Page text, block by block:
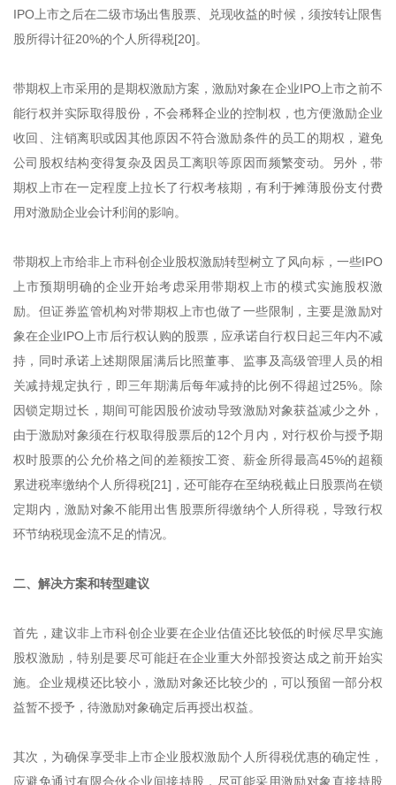
IPO上市之后在二级市场出售股票、兑现收益的时候，须按转让限售
股所得计征20%的个人所得税[20]。
带期权上市采用的是期权激励方案，激励对象在企业IPO上市之前不
能行权并实际取得股份，不会稀释企业的控制权，也方便激励企业
收回、注销离职或因其他原因不符合激励条件的员工的期权，避免
公司股权结构变得复杂及因员工离职等原因而频繁变动。另外，带
期权上市在一定程度上拉长了行权考核期，有利于摊薄股份支付费
用对激励企业会计利润的影响。
带期权上市给非上市科创企业股权激励转型树立了风向标，一些IPO
上市预期明确的企业开始考虑采用带期权上市的模式实施股权激
励。但证券监管机构对带期权上市也做了一些限制，主要是激励对
象在企业IPO上市后行权认购的股票，应承诺自行权日起三年内不减
持，同时承诺上述期限届满后比照董事、监事及高级管理人员的相
关减持规定执行，即三年期满后每年减持的比例不得超过25%。除
因锁定期过长，期间可能因股价波动导致激励对象获益减少之外，
由于激励对象须在行权取得股票后的12个月内，对行权价与授予期
权时股票的公允价格之间的差额按工资、薪金所得最高45%的超额
累进税率缴纳个人所得税[21]，还可能存在至纳税截止日股票尚在锁
定期内，激励对象不能用出售股票所得缴纳个人所得税，导致行权
环节纳税现金流不足的情况。
二、解决方案和转型建议
首先，建议非上市科创企业要在企业估值还比较低的时候尽早实施
股权激励，特别是要尽可能赶在企业重大外部投资达成之前开始实
施。企业规模还比较小，激励对象还比较少的，可以预留一部分权
益暂不授予，待激励对象确定后再授出权益。
其次，为确保享受非上市企业股权激励个人所得税优惠的确定性，
应避免通过有限合伙企业间接持股，尽可能采用激励对象直接持股